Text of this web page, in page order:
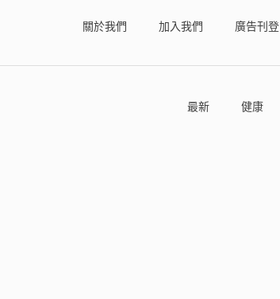
關於我們 加入我們 廣告刊登
最新 健康